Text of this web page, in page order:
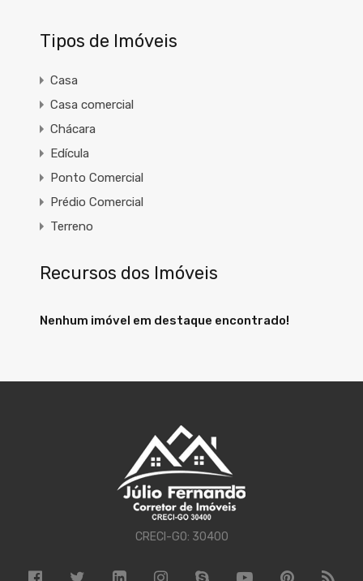
Tipos de Imóveis
Casa
Casa comercial
Chácara
Edícula
Ponto Comercial
Prédio Comercial
Terreno
Recursos dos Imóveis
Nenhum imóvel em destaque encontrado!
CRECI-GO: 30400